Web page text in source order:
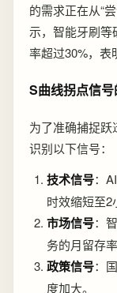
的需求正在从“
示，智能牙刷
率超过30%，表
S曲线拐点信
为了准确捕捉跃
识别以下信号：
技术信号：
时效缩短至2
市场信号：
务的月留存
政策信号：
度加大。